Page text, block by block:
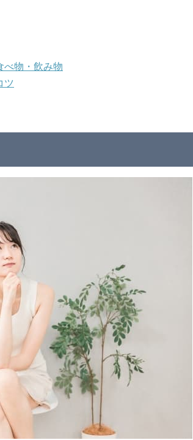
べ物・飲み物
ツ